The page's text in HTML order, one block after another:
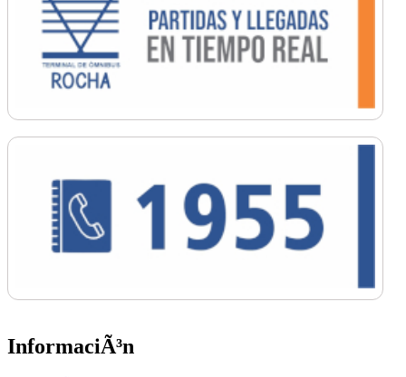
InformaciÃ³n